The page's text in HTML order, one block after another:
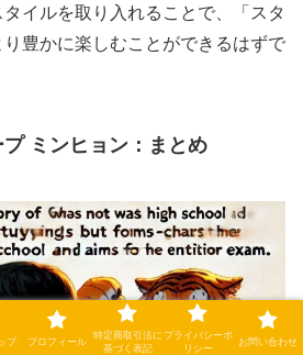
イルを取り入れることで、「スタ
豊かに楽しむことができるはずで
ミンヒョン：まとめ
プ プロフィール
特定商取引法に
基づく表記
プライバシーポ
リシー
お問い合わせ